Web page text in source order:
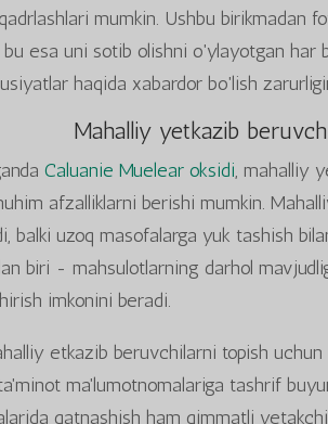
mumkin. Ushbu birikmadan
bu esa uni sotib olishni o'ylayotgan
haqida xabardor bo'lish
Mahalliy yetkazib
Caluanie Muelear oksidi, mahalliy
afzalliklarni berishi mumkin.
balki uzoq masofalarga yuk tashish
biri - mahsulotlarning darhol
imkonini beradi.
etkazib beruvchilarni topish
ma'lumotnomalariga tashrif
qatnashish ham qimmatli